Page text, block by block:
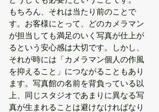
もちろん、それは当たり前のことで
す。お客様にとって、どのカメラマン
が担当しても満足のいく写真が仕上が
るという安心感は大切です。しかし、
それが時には「カメラマン個人の作風
を抑えること」につながることもあり
ます。写真館の名前を背負っている以
上、同じスタジオであまりに異なる写
真が生まれることは避けなければなり